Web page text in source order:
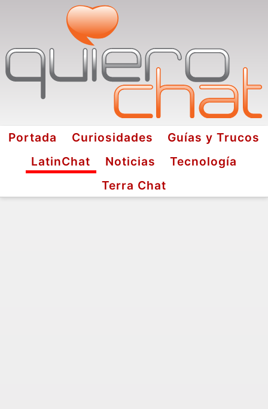
Portada Curiosidades
Guías y Trucos
LatinChat
Noticias
Tecnología
Terra Chat